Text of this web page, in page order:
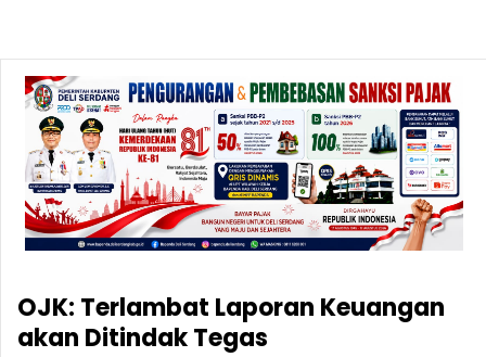
OJK: Terlambat Laporan Keuangan
akan Ditindak Tegas